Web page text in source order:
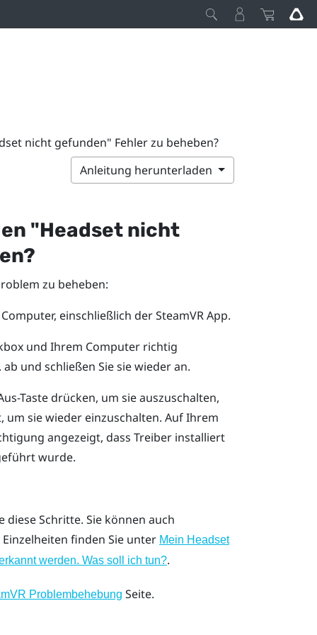
nicht gefunden" Fehler zu beheben?
Anleitung herunterladen
"‍Headset nicht
zu beheben:
einschließlich derSteamVRApp.
und Ihrem Computer richtig
und schließen Sie sie wieder an.
Taste drücken, um sie auszuschalten,
um sie wieder einzuschalten. Auf Ihrem
angezeigt, dass Treiber installiert
wurde.
Schritte. Sie können auch
finden Sie unter Mein Headset
werden. Was soll ich tun?.
Problembehebung Seite.